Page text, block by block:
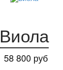
Виола
58 800 руб